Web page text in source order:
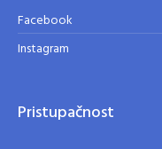
Facebook
Instagram
Pristupačnost